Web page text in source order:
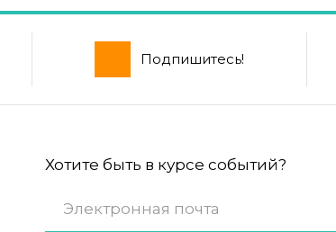
Подпишитесь!
Хотите быть в курсе событий?